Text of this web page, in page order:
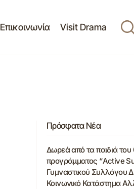
Επικοινωνία Visit Drama
Πρόσφατα Νέα
Δωρεά από τα παιδιά του
προγράμματος “Active
Γυμναστικού Συλλόγου
Κοινωνικό Κατάστημα